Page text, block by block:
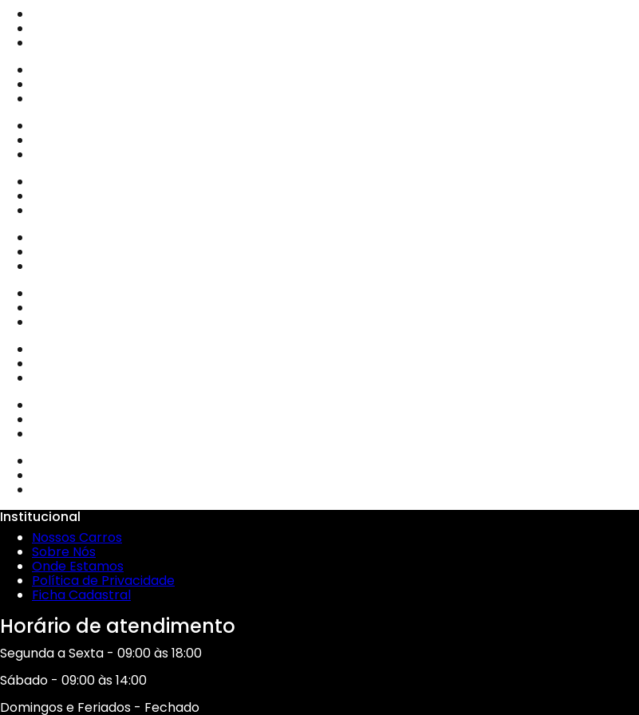
Institucional
Nossos Carros
Sobre Nós
Onde Estamos
Política de Privacidade
Ficha Cadastral
Horário de atendimento
Segunda a Sexta - 09:00 às 18:00
Sábado - 09:00 às 14:00
Domingos e Feriados - Fechado